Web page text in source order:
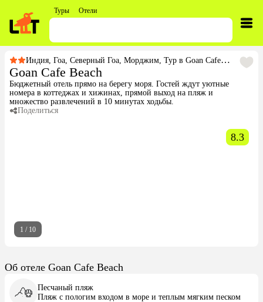
Туры Отели
Индия, Гоа, Северный Гоа, Морджим, Тур в Goan Cafe Beach
Goan Cafe Beach
Бюджетный отель прямо на берегу моря. Гостей ждут уютные
номера в коттеджах и хижинах, прямой выход на пляж и
множество развлечений в 10 минутах ходьбы.
Поделиться
8.3
1 / 10
Об отеле Goan Cafe Beach
Песчаный пляж
Пляж с пологим входом в море и теплым мягким песком